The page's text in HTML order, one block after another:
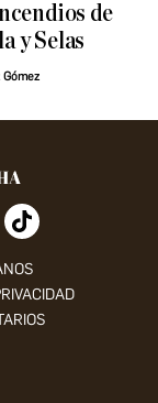
de
y Selas